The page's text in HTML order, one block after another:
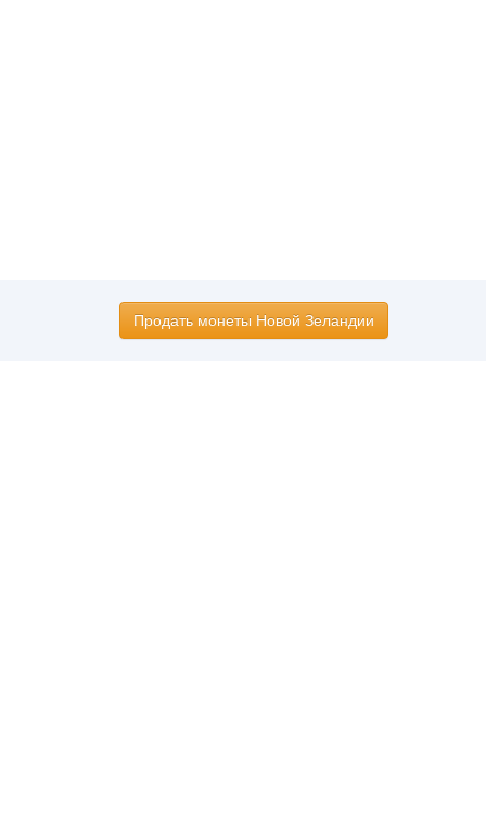
Продать монеты Новой Зеландии